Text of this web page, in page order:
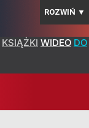
ROZWIŃ ▼
KSIĄŻKI WIDEO DO